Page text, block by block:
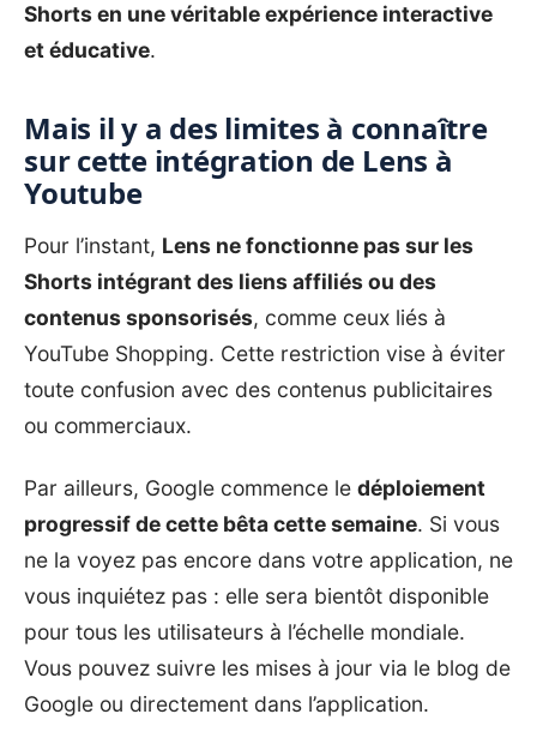
Shorts en une véritable expérience interactive
et éducative.
Mais il y a des limites à connaître
sur cette intégration de Lens à
Youtube
Pour l’instant, Lens ne fonctionne pas sur les
Shorts intégrant des liens affiliés ou des
contenus sponsorisés, comme ceux liés à
YouTube Shopping. Cette restriction vise à éviter
toute confusion avec des contenus publicitaires
ou commerciaux.
Par ailleurs, Google commence le déploiement
progressif de cette bêta cette semaine. Si vous
ne la voyez pas encore dans votre application, ne
vous inquiétez pas : elle sera bientôt disponible
pour tous les utilisateurs à l’échelle mondiale.
Vous pouvez suivre les mises à jour via le blog de
Google ou directement dans l’application.